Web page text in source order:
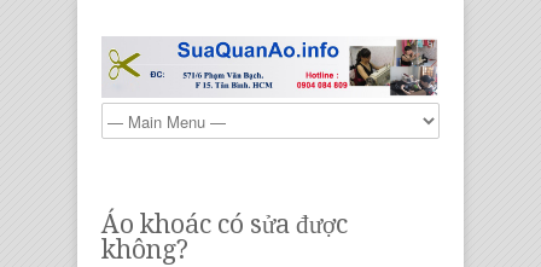
Áo khoác có sửa được
không?